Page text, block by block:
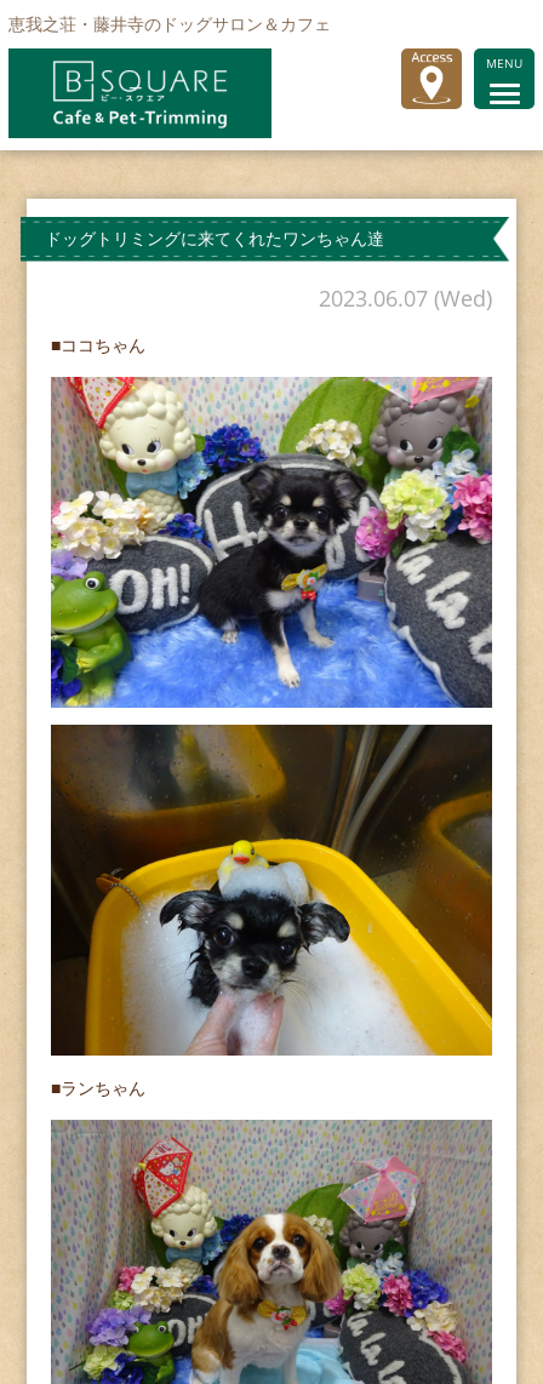
恵我之荘・藤井寺のドッグサロン＆カフェ
MENU
ドッグトリミングに来てくれたワンちゃん達
2023.06.07 (Wed)
■ココちゃん
■ランちゃん